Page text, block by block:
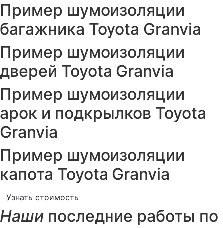
Пример шумоизоляции
багажника Toyota Granvia
Пример шумоизоляции
дверей Toyota Granvia
Пример шумоизоляции
арок и подкрылков Toyota
Granvia
Пример шумоизоляции
капота Toyota Granvia
Узнать стоимость
Наши последние работы по